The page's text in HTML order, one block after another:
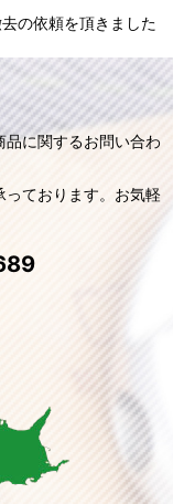
の依頼を頂きました
に関するお問い合わ
っております。お気軽